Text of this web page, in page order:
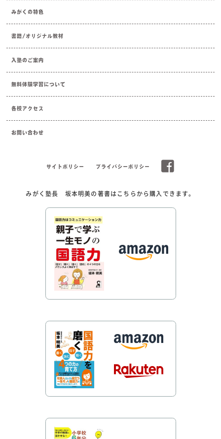
みがくの特色
書籍/オリジナル教材
入塾のご案内
無料体験学習について
各校アクセス
お問い合わせ
サイトポリシー プライバシーポリシー
みがく塾長 坂本明美の著書はこちらから購入できます。